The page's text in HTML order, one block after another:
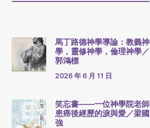
馬丁路德神學導論：教義神
學，靈修神學，倫理神學／
郭鴻標
2026 年 6 月 11 日
笑忘書——一位神學院老師
患癌後經歷的淚與愛／梁國
強